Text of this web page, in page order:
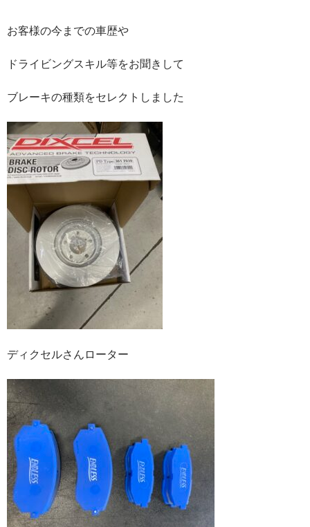
お客様の今までの車歴や
ドライビングスキル等をお聞きして
ブレーキの種類をセレクトしました
ディクセルさんローター